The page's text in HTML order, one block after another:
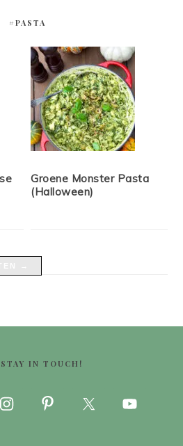
#PASTA
Groene Monster Pasta
(Halloween)
IN TOUCH!